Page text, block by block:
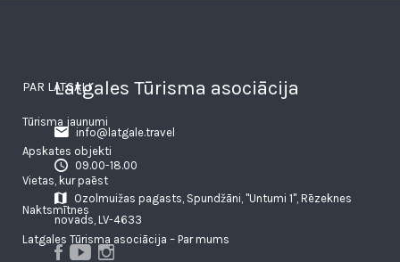
Latgales Tūrisma asociācija
info@latgale.travel
09.00-18.00
Ozolmuižas pagasts, Spundžāni, "Untumi 1", Rēzeknes
novads, LV-4633
PAR LATGALI
Tūrisma jaunumi
Apskates objekti
Vietas, kur paēst
Naktsmītnes
Latgales Tūrisma asociācija – Par mums